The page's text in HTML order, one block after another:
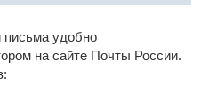
письма удобно
на сайте Почты России.